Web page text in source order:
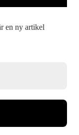
en ny artikel